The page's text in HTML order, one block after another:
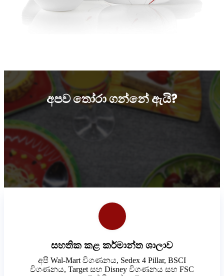
අපව තෝරා ගන්නේ ඇයි?
සහතික කළ කර්මාන්ත ශාලාව
අපි Wal-Mart විගණනය, Sedex 4 Pillar, BSCI
විගණනය, Target සහ Disney විගණනය සහ FSC